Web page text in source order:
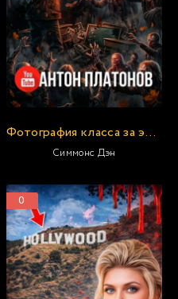
Фотография класса за этот год
Симмонс Дэн
0